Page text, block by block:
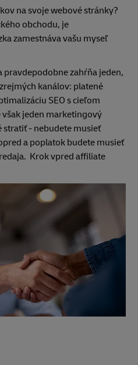
na svoje webové stránky?
obchodu, je
zamestnáva vašu myseľ
zahŕňa jeden,
kanálov: platené
SEO s cieľom
jeden marketingový
- nebudete musieť
a poplatok budete musieť
Krok vpred affiliate